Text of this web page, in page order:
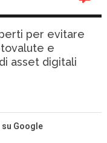
per evitare
e
asset digitali
Google